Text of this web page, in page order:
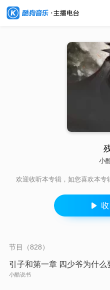
小
欢迎收听本专辑，如您喜欢本专
节目（828）
引子和第一章 四少爷为什么
小酷说书